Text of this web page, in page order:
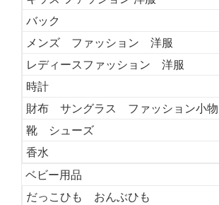
バック
メンズ ファッション 洋服
レディースファッション 洋服
時計
財布 サングラス ファッション小物
靴 シューズ
香水
ベビー用品
だっこひも おんぶひも